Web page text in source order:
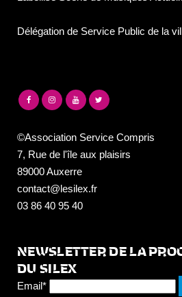
Délégation de Service Public de la
©Association Service Compris
7, Rue de l'île aux plaisirs
89000 Auxerre
contact@lesilex.fr
03 86 40 95 40
NEWSLETTER DE LA
DU SILEX
Email*